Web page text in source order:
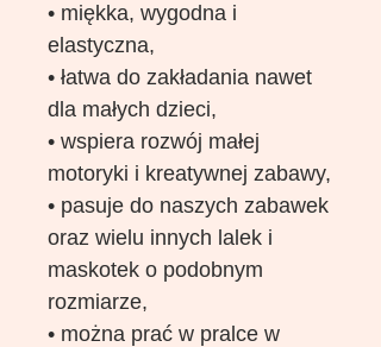
• miękka, wygodna i
elastyczna,
• łatwa do zakładania nawet
dla małych dzieci,
• wspiera rozwój małej
motoryki i kreatywnej zabawy,
• pasuje do naszych zabawek
oraz wielu innych lalek i
maskotek o podobnym
rozmiarze,
• można prać w pralce w